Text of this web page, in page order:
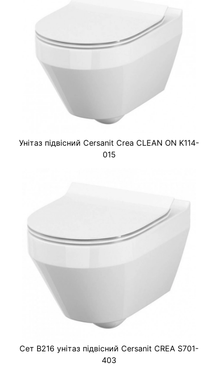
Унітаз підвісний Cersanit Crea CLEAN ON K114-
015
Сет B216 унітаз підвісний Cersanit CREA S701-
403